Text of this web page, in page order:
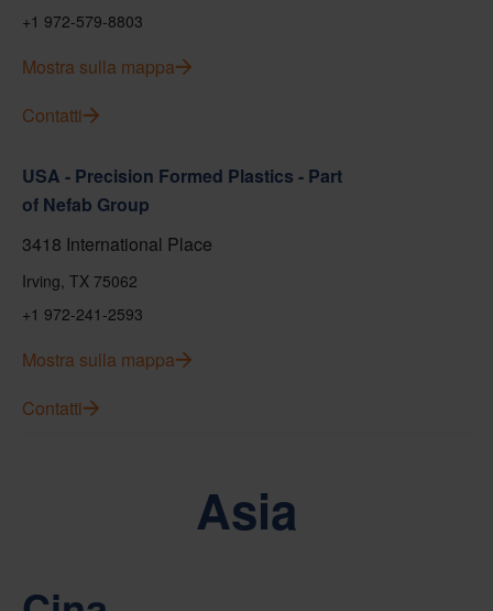
+1 972-579-8803
Mostra sulla mappa
Contatti
USA - Precision Formed Plastics - Part
of Nefab Group
3418 International Place
Irving, TX 75062
+1 972-241-2593
Mostra sulla mappa
Contatti
Asia